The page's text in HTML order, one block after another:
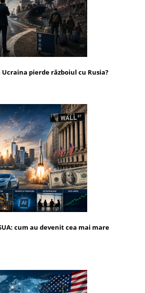
Ucraina pierde războiul cu Rusia?
cum au devenit cea mai mare